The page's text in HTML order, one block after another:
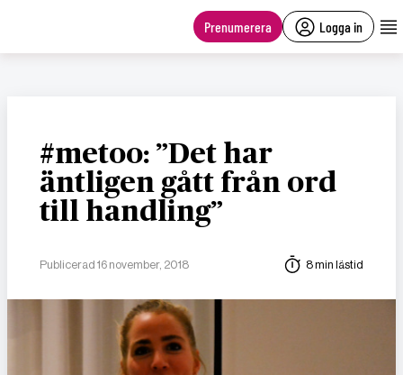
Prenumerera Logga in
#metoo: ”Det har
äntligen gått från ord
till handling”
Publicerad 16 november, 2018 8 min lästid